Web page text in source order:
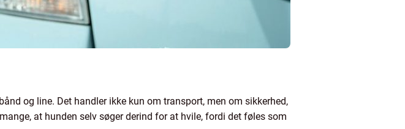
og line. Det handler ikke kun om transport, men om sikkerhed,
at hunden selv søger derind for at hvile, fordi det føles som